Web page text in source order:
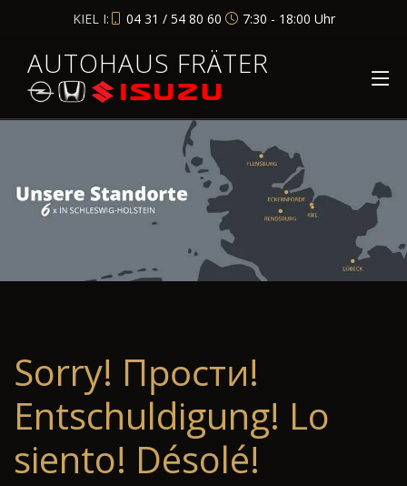
KIEL I: 04 31 / 54 80 60 7:30 - 18:00 Uhr
AUTOHAUS FRÄTER
Sorry! Прости!
Entschuldigung! Lo
siento! Désolé!